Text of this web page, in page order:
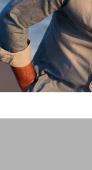
nel mercato del
classe, alla
maschile.